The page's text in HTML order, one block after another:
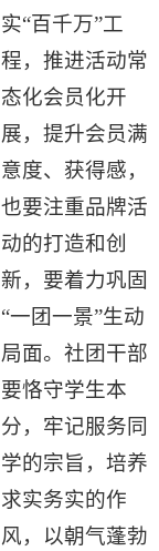
实“百千万”工
程，推进活动常
态化会员化开
展，提升会员满
意度、获得感，
也要注重品牌活
动的打造和创
新，要着力巩固
“一团一景”生动
局面。社团干部
要恪守学生本
分，牢记服务同
学的宗旨，培养
求实务实的作
风，以朝气蓬勃